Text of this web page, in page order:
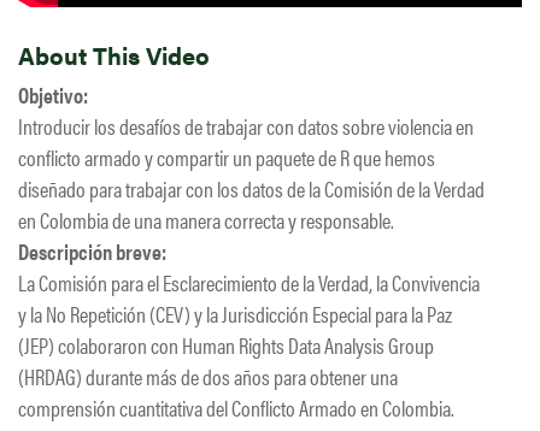
About This Video
Objetivo:
Introducir los desafíos de trabajar con datos sobre violencia en
conflicto armado y compartir un paquete de R que hemos
diseñado para trabajar con los datos de la Comisión de la Verdad
en Colombia de una manera correcta y responsable.
Descripción breve:
La Comisión para el Esclarecimiento de la Verdad, la Convivencia
y la No Repetición (CEV) y la Jurisdicción Especial para la Paz
(JEP) colaboraron con Human Rights Data Analysis Group
(HRDAG) durante más de dos años para obtener una
comprensión cuantitativa del Conflicto Armado en Colombia.